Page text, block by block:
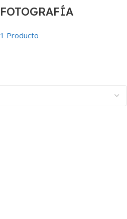
FOTOGRAFÍA
1 Producto